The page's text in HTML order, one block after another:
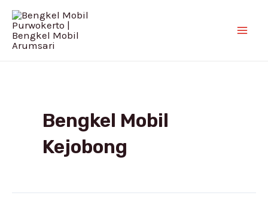
Skip
content
Bengkel Mobil
Kejobong